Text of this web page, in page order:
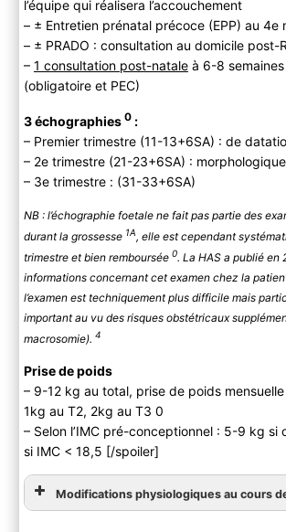
l’équipe qui réalisera l’accouchement
– ± Entretien prénatal précoce (EPP) au 4e
– ± PRADO : consultation au domicile post-
– 1 consultation post-nataleà 6-8
(obligatoire et PEC)
3 échographies 0:
– Premier trimestre (11-13+6SA) : de
– 2e trimestre (21-23+6SA) : morphologique
– 3e trimestre : (31-33+6SA)
NB : l’échographie foetale ne fait pas partie des
durant la grossesse 1A, elle est cependant
trimestre et bien remboursée 0. La HAS a publié en
informations concernant cet examen chez la
l’examen est techniquement plus difficile mais
important au vu des risques obstétricaux
macrosomie). 4
Prise de poids
– 9-12 kg au total, prise de poids
1kg au T2, 2kg au T3 0
– Selon l’IMC pré-conceptionnel : 5-9 kg si
si IMC < 18,5 [/spoiler]
Modifications physiologiques au cours